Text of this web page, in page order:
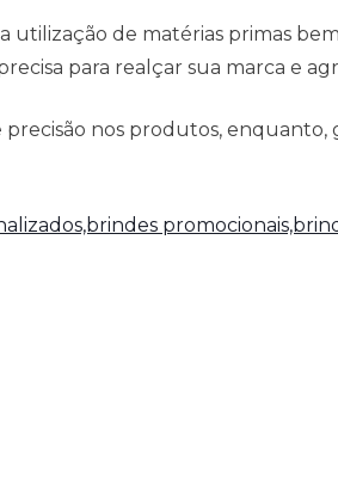
utilização de matérias primas
para realçar sua marca e
nos produtos,